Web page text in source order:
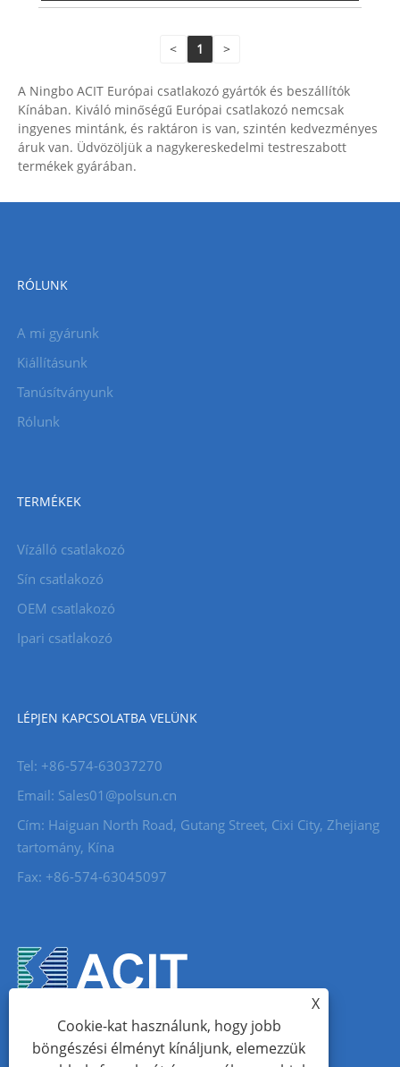
< 1 >
A Ningbo ACIT Európai csatlakozó gyártók és beszállítók
Kínában. Kiváló minőségű Európai csatlakozó nemcsak
ingyenes mintánk, és raktáron is van, szintén kedvezményes
áruk van. Üdvözöljük a nagykereskedelmi testreszabott
termékek gyárában.
RÓLUNK
A mi gyárunk
Kiállításunk
Tanúsítványunk
Rólunk
TERMÉKEK
Vízálló csatlakozó
Sín csatlakozó
OEM csatlakozó
Ipari csatlakozó
LÉPJEN KAPCSOLATBA VELÜNK
Tel: +86-574-63037270
Email: Sales01@polsun.cn
Cím: Haiguan North Road, Gutang Street, Cixi City, Zhejiang
tartomány, Kína
Fax: +86-574-63045097
X
Cookie-kat használunk, hogy jobb
böngészési élményt kínáljunk, elemezzük